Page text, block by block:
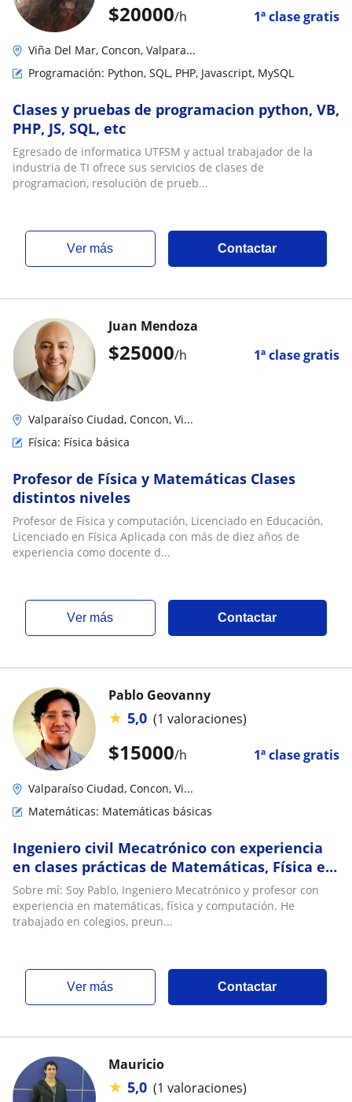
$20000/h 1ª clase gratis
Viña Del Mar, Concon, Valpara...
Programación: Python, SQL, PHP, Javascript, MySQL
Clases y pruebas de programacion python, VB,
PHP, JS, SQL, etc
Egresado de informatica UTFSM y actual trabajador de la
industria de TI ofrece sus servicios de clases de
programacion, resolución de prueb...
ver más Contactar
$25000/h 1ª clase gratis
Juan Mendoza
Valparaíso Ciudad, Concon, Vi...
Física: Física básica
Profesor de Física y Matemáticas Clases
distintos niveles
Profesor de Física y computación, Licenciado en Educación,
Licenciado en Física Aplicada con más de diez años de
experiencia como docente d...
ver más Contactar
$15000/h 1ª clase gratis
Pablo Geovanny
★ 5,0 (1 valoraciones)
Valparaíso Ciudad, Concon, Vi...
Matemáticas: Matemáticas básicas
Ingeniero civil Mecatrónico con experiencia
en clases prácticas de Matemáticas, Física e
Inglés a niveles de básica y media
Sobre mí: Soy Pablo, Ingeniero Mecatrónico y profesor con
experiencia en matemáticas, física y computación. He
trabajado en colegios, preun...
ver más Contactar
Mauricio
★ 5,0 (1 valoraciones)